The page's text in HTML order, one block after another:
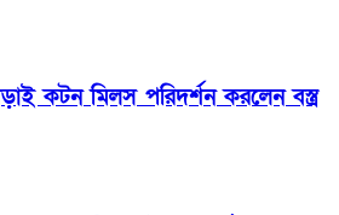
কটন মিলস পরিদর্শন করলেন বস্ত্র